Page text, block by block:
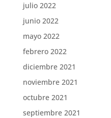
julio 2022
junio 2022
mayo 2022
febrero 2022
diciembre 2021
noviembre 2021
octubre 2021
septiembre 2021